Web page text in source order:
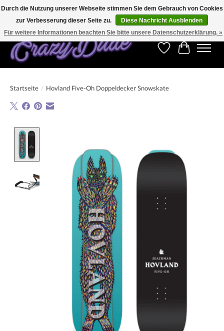
Kostenfreier Versand für Bestellungen ab 250 €. Weltweite Lieferung!
Wunschzettel
Ihr
Startseite / Hovland Five-Oh Doppeldecker Snowskate
Durch die Nutzung unserer Webseite stimmen Sie dem Gebrauch von Cookies
zur Verbesserung dieser Seite zu.
Diese Nachricht Ausblenden
Für weitere Informationen beachten Sie bitte unsere Datenschutzerklärung. »